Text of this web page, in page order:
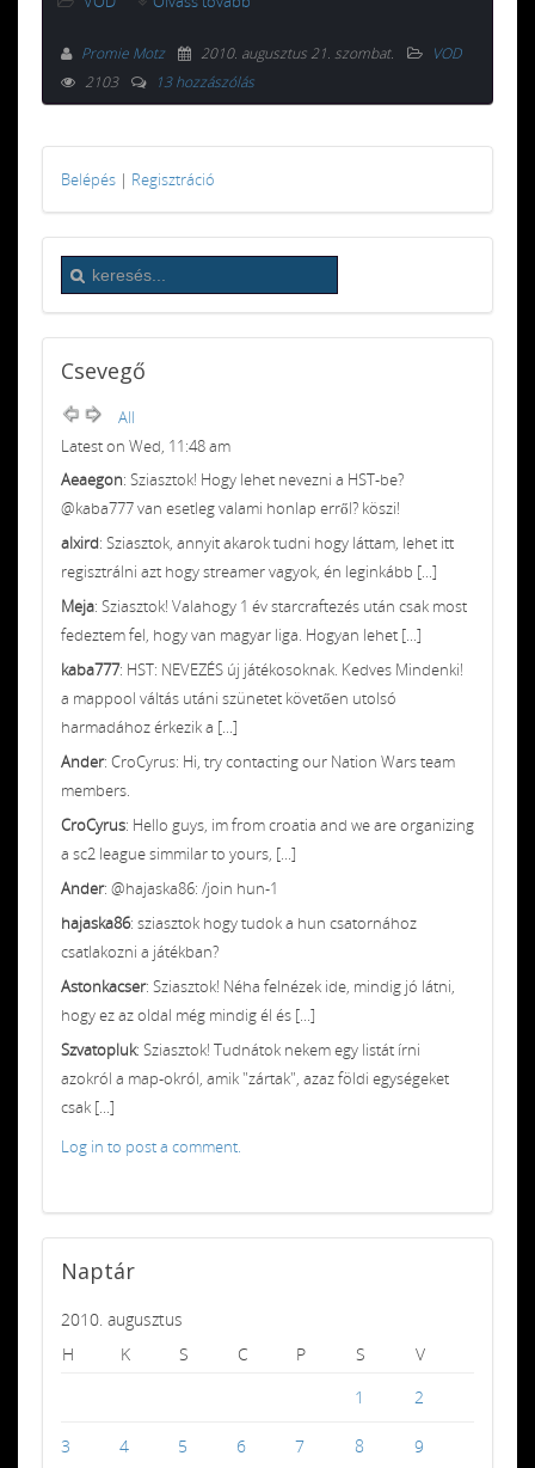
Promie Motz 2010. augusztus 21. szombat.
VOD
2103
13 hozzászólás
Belépés | Regisztráció
Csevegő
All
Latest on Wed, 11:48 am
Aeaegon: Sziasztok! Hogy lehet nevezni a HST-be?
@kaba777 van esetleg valami honlap erről? köszi!
alxird: Sziasztok, annyit akarok tudni hogy láttam, lehet itt
regisztrálni azt hogy streamer vagyok, én leginkább [...]
Meja: Sziasztok! Valahogy 1 év starcraftezés után csak most
fedeztem fel, hogy van magyar liga. Hogyan lehet [...]
kaba777: HST: NEVEZÉS új játékosoknak. Kedves Mindenki!
a mappool váltás utáni szünetet követően utolsó
harmadához érkezik a [...]
Ander: CroCyrus: Hi, try contacting our Nation Wars team
members.
CroCyrus: Hello guys, im from croatia and we are organizing
a sc2 league simmilar to yours, [...]
Ander: @hajaska86: /join hun-1
hajaska86: sziasztok hogy tudok a hun csatornához
csatlakozni a játékban?
Astonkacser: Sziasztok! Néha felnézek ide, mindig jó látni,
hogy ez az oldal még mindig él és [...]
Szvatopluk: Sziasztok! Tudnátok nekem egy listát írni
azokról a map-okról, amik "zártak", azaz földi egységeket
csak [...]
Log in to post a comment.
Naptár
2010. augusztus
H
K S C P S
V
1
2
3 4 5 6 7 8 9